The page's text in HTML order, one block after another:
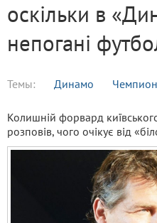
оскільки в
непогані
Темы: Динамо
Колишній форвард
розповів, чого очікує від